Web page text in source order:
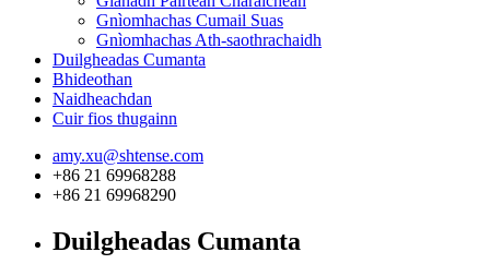
Gnìomhachas Cumail Suas
Gnìomhachas Ath-saothrachaidh
Duilgheadas Cumanta
Bhideothan
Naidheachdan
Cuir fios thugainn
amy.xu@shtense.com
+86 21 69968288
+86 21 69968290
Duilgheadas Cumanta